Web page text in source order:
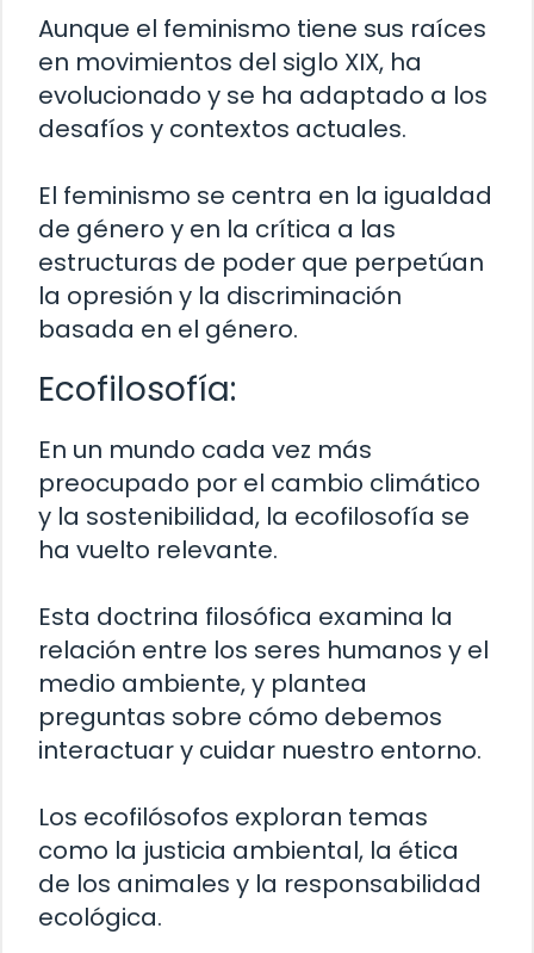
Aunque el feminismo tiene sus raíces
en movimientos del siglo XIX, ha
evolucionado y se ha adaptado a los
desafíos y contextos actuales.
El feminismo se centra en la igualdad
de género y en la crítica a las
estructuras de poder que perpetúan
la opresión y la discriminación
basada en el género.
Ecofilosofía:
En un mundo cada vez más
preocupado por el cambio climático
y la sostenibilidad, la ecofilosofía se
ha vuelto relevante.
Esta doctrina filosófica examina la
relación entre los seres humanos y el
medio ambiente, y plantea
preguntas sobre cómo debemos
interactuar y cuidar nuestro entorno.
Los ecofilósofos exploran temas
como la justicia ambiental, la ética
de los animales y la responsabilidad
ecológica.